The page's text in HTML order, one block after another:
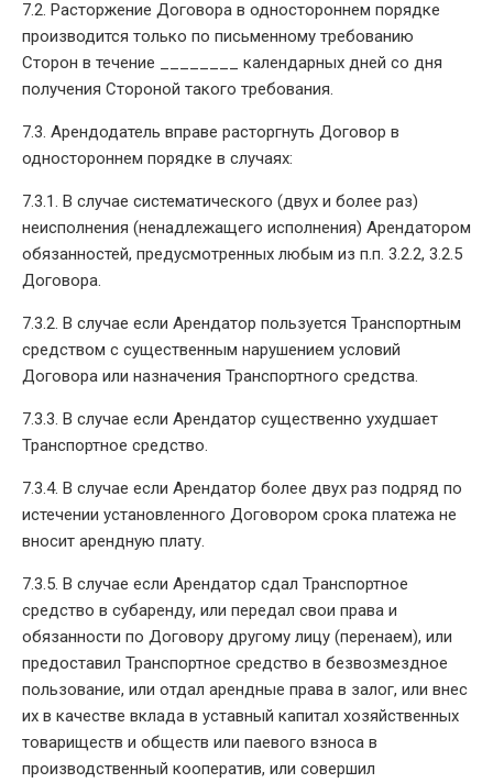
7.2. Расторжение Договора в одностороннем порядке
производится только по письменному требованию
Сторон в течение ________ календарных дней со дня
получения Стороной такого требования.
7.3. Арендодатель вправе расторгнуть Договор в
одностороннем порядке в случаях:
7.3.1. В случае систематического (двух и более раз)
неисполнения (ненадлежащего исполнения) Арендатором
обязанностей, предусмотренных любым из п.п. 3.2.2, 3.2.5
Договора.
7.3.2. В случае если Арендатор пользуется Транспортным
средством с существенным нарушением условий
Договора или назначения Транспортного средства.
7.3.3. В случае если Арендатор существенно ухудшает
Транспортное средство.
7.3.4. В случае если Арендатор более двух раз подряд по
истечении установленного Договором срока платежа не
вносит арендную плату.
7.3.5. В случае если Арендатор сдал Транспортное
средство в субаренду, или передал свои права и
обязанности по Договору другому лицу (перенаем), или
предоставил Транспортное средство в безвозмездное
пользование, или отдал арендные права в залог, или внес
их в качестве вклада в уставный капитал хозяйственных
товариществ и обществ или паевого взноса в
производственный кооператив, или совершил